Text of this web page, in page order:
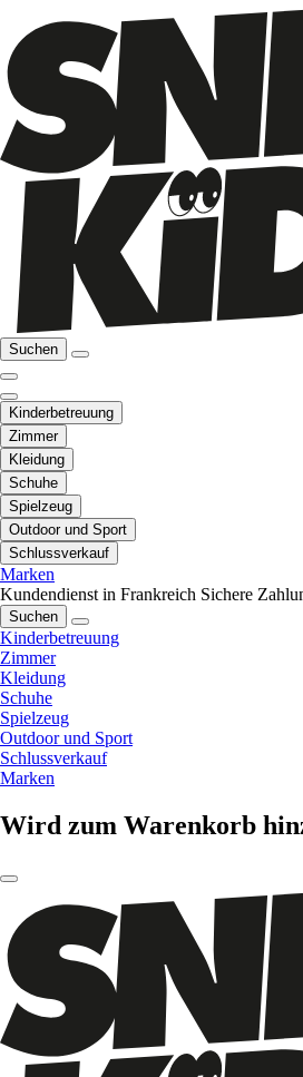
Suchen
Kinderbetreuung
Zimmer
Kleidung
Schuhe
Spielzeug
Outdoor und Sport
Schlussverkauf
Marken
Kundendienst in Frankreich Sichere
Suchen
Kinderbetreuung
Zimmer
Kleidung
Schuhe
Spielzeug
Outdoor und Sport
Schlussverkauf
Marken
Wird zum Warenkorb